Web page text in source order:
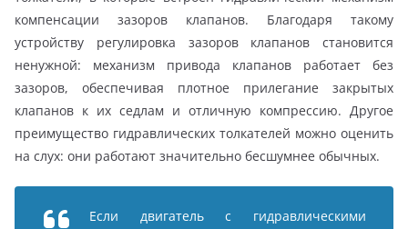
компенсации зазоров клапанов. Благодаря такому
устройству регулировка зазоров клапанов становится
ненужной: механизм привода клапанов работает без
зазоров, обеспечивая плотное прилегание закрытых
клапанов к их седлам и отличную компрессию. Другое
преимущество гидравлических толкателей можно оценить
на слух: они работают значительно бесшумнее обычных.
Если двигатель с гидравлическими